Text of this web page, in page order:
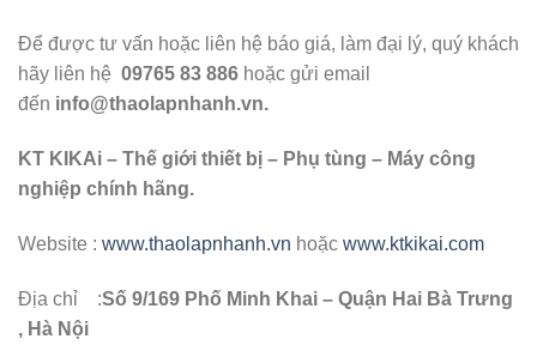
Để được tư vấn hoặc liên hệ báo giá, làm đại lý, quý khách
hãy liên hệ 09765 83 886 hoặc gửi email
đến info@thaolapnhanh.vn.
KT KIKAi – Thế giới thiết bị – Phụ tùng – Máy công
nghiệp chính hãng.
Website : www.thaolapnhanh.vn hoặc www.ktkikai.com
Địa chỉ :Số 9/169 Phố Minh Khai – Quận Hai Bà Trưng
, Hà Nội